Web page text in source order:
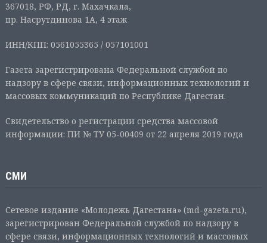
367018, РФ, РД, г. Махачкала,
пр. Насрутдинова 1А, 4 этаж
ИНН/КПП: 0561055365 / 057101001
Газета зарегистрирована Федеральной службой по
надзору в сфере связи, информационных технологий и
массовых коммуникаций по Республике Дагестан.
Свидетельство о регистрации средства массовой
информации: ПИ № ТУ 05-00409 от 22 апреля 2019 года
СМИ
Сетевое издание «Молодежь Дагестана» (md-gazeta.ru),
зарегистрирован Федеральной службой по надзору в
сфере связи, информационных технологий и массовых